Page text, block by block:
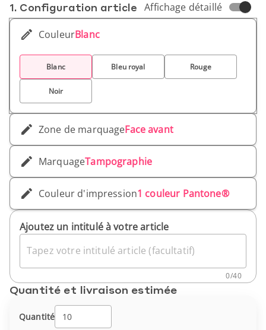
technologique à votre image, combinant
1. Conf­iguration article Affichage détaillé
CouleurBlanc
Blanc Bleu royal Rouge
Noir
Zone de marquageFace avant
MarquageTampographie
Couleur d'impression1 couleur Pantone®
Ajoutez un intitulé à votre article
Tapez votre intitulé article (facultatif)
0/40
Quantité et livraison estimée
Quantité